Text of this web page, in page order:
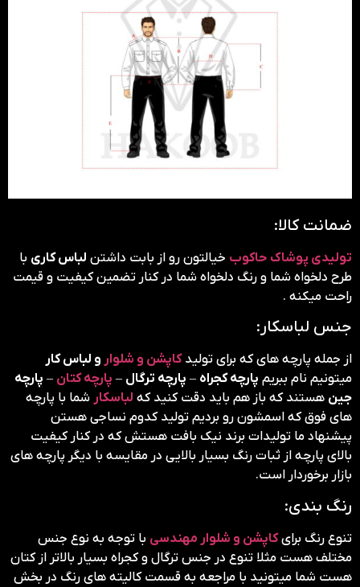
ضمانت کالا:
تولیدی پوشاک حاکوب خیالتون رو از بابت داشتن لباس کاری با
طرح دلخواه شما و رنگ دلخواه شما در کنار تضمین کیفیت و قیمت
راحت میکنه .
جنس لباسکار:
از جمله پارچه های که برای تولیدکاپشن و شلوار و لباس کار
میتونیم نام ببریم پارچه کجراه – پارچه ترگال – پارچه کتان – پارچه
جین هستند که باز هم باید دقت کنید که لباسکار شما با پارچه
های فوق که اسمشون رو بردیم تولید کدوم نساجی هستن
پیشنهاد ما تولیدات برند نیک بافت هستش که در کنار کیفیت
بالای پارچه از ثبات رنگ بسیار بالایی در مقایسه با دیگر پارچه های
بازار برخوردار است.
رنگ بندی:
تنوع رنگ برایکاپشن و شلوار مهندسی با توجه به نوع جنس
مختلف هست مثلا تنوع در جنس ترگال و کجراه بسیار بالاتر از کتان
هست شما میتونید با مراجعه به قسمت کالیته های رنگ در بخش